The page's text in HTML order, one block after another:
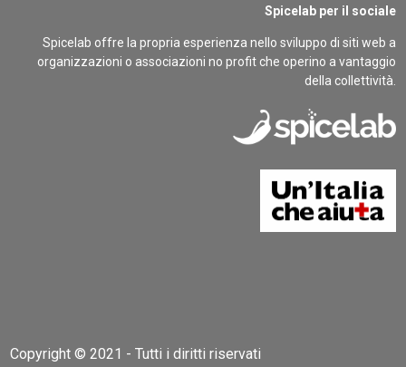
Spicelab per il sociale
Spicelab offre la propria esperienza nello sviluppo di siti web a
organizzazioni o associazioni no profit che operino a vantaggio
della collettività.
Copyright © 2021 - Tutti i diritti riservati